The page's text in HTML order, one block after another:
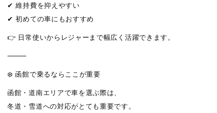
✔ 維持費を抑えやすい
✔ 初めての車にもおすすめ
👉 日常使いからレジャーまで幅広く活躍できます。
⸻
❄️ 函館で乗るならここが重要
函館・道南エリアで車を選ぶ際は、
冬道・雪道への対応がとても重要です。